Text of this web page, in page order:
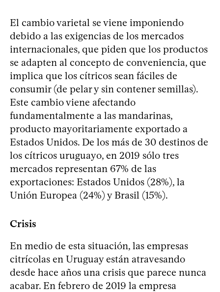
El cambio varietal se viene imponiendo
debido a las exigencias de los mercados
internacionales, que piden que los productos
se adapten al concepto de conveniencia, que
implica que los cítricos sean fáciles de
consumir (de pelar y sin contener semillas).
Este cambio viene afectando
fundamentalmente a las mandarinas,
producto mayoritariamente exportado a
Estados Unidos. De los más de 30 destinos de
los cítricos uruguayo, en 2019 sólo tres
mercados representan 67% de las
exportaciones: Estados Unidos (28%), la
Unión Europea (24%) y Brasil (15%).
Crisis
En medio de esta situación, las empresas
citrícolas en Uruguay están atravesando
desde hace años una crisis que parece nunca
acabar. En febrero de 2019 la empresa